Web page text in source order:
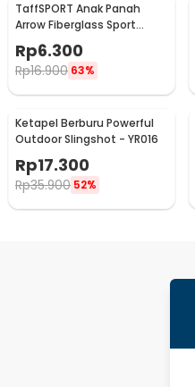
TaffSPORT Anak Panah
Arrow Fiberglass Sport
Equipment Spine 800 1 PCS
- JH813
Rp6.300
Rp16.900 63%
Ketapel Berburu Powerful
Outdoor Slingshot - YR016
Rp17.300
Rp35.900 52%